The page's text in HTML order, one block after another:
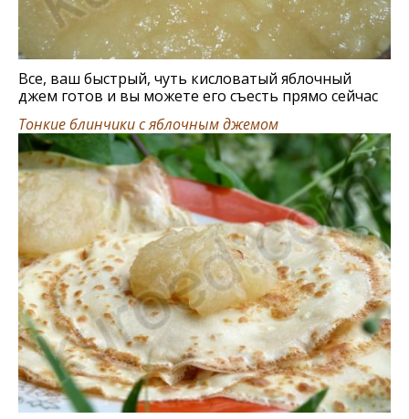
Все, ваш быстрый, чуть кисловатый яблочный
джем готов и вы можете его съесть прямо сейчас
Тонкие блинчики с яблочным джемом